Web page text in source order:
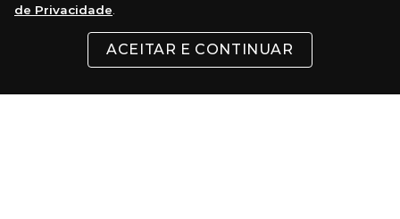
de Privacidade
ACEITAR E CONTINUAR